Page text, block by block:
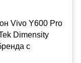
Vivo Y600 Pro
Dimensity
с